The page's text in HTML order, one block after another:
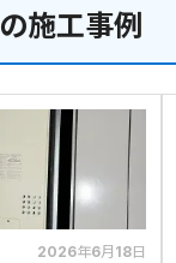
の施工事例
2026年6月18日